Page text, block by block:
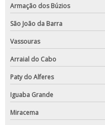
Armação dos Búzios
São João da Barra
Vassouras
Arraial do Cabo
Paty do Alferes
Iguaba Grande
Miracema